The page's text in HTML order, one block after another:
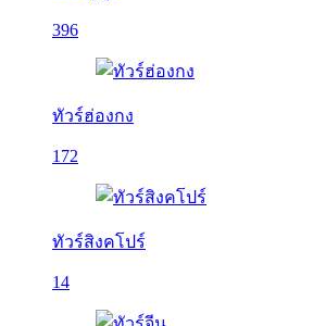
396
ทัวร์ฮ่องกง
172
ทัวร์สิงคโปร์
14